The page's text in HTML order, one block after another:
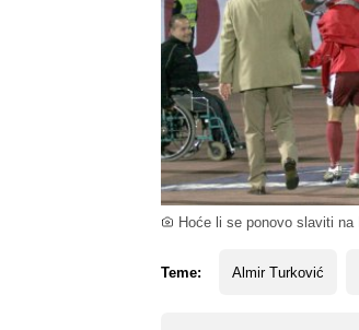
Hoće li se ponovo slaviti na
Teme: Almir Turković